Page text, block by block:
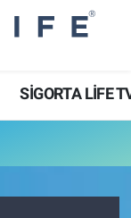
SİGORTA LİFE